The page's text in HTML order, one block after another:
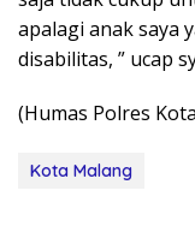
apalagi anak saya
disabilitas, ” ucap
(Humas Polres
Kota Malang